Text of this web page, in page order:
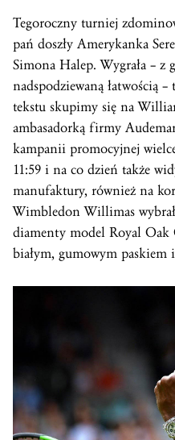
Tegoroczny turniej
pań doszły Amerykanka
Simona Halep. Wygrała – z
nadspodziewaną łatwością
tekstu skupimy się na
ambasadorką firmy
kampanii promocyjnej
11:59 i na co dzień także
manufaktury, również na
Wimbledon Willimas
diamenty model Royal
białym, gumowym paskiem